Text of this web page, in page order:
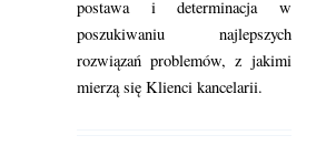
postawa i determinacja w
poszukiwaniu najlepszych
rozwiązań problemów, z jakimi
mierzą się Klienci kancelarii.